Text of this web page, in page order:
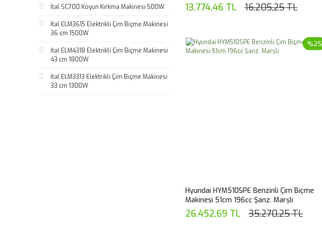
İtal SC700 Koyun Kırkma Makinesi 500W
İtal ELM3615 Elektrikli Çim Biçme Makinesi
36 cm 1500W
İtal ELM4318 Elektrikli Çim Biçme Makinesi
43 cm 1800W
İtal ELM3313 Elektrikli Çim Biçme Makinesi
33 cm 1300W
13.774,46 TL 16.205,25 TL
%25
Hyundai HYM510SPE Benzinli Çim Biçme
Makinesi 51cm 196cc Şanz. Marşlı
26.452,69 TL 35.270,25 TL